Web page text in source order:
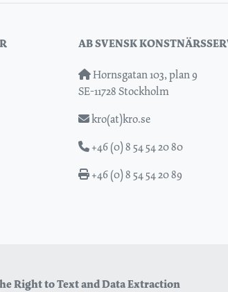
AB SVENSK
Hornsgatan 103, plan 9
SE-11728 Stockholm
kro(at)kro.se
+46 (0) 8 54 54 20 80
+46 (0) 8 54 54 20 89
Right to Text and Data Extraction